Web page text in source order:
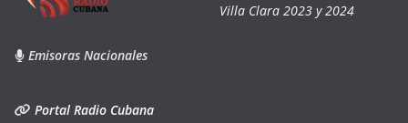
Villa Clara 2023 y 2024
Emisoras Nacionales
Portal Radio Cubana